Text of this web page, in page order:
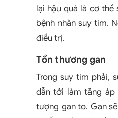
lại hậu quả là cơ
bệnh nhân suy tim.
điều trị.
Tổn thương gan
Trong suy tim phải,
dẫn tới làm tăng áp
tượng gan to. Gan